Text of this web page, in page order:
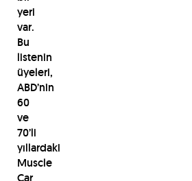
yeri
var.
Bu
listenin
üyeleri,
ABD’nin
60
ve
70’li
yıllardaki
Muscle
Car